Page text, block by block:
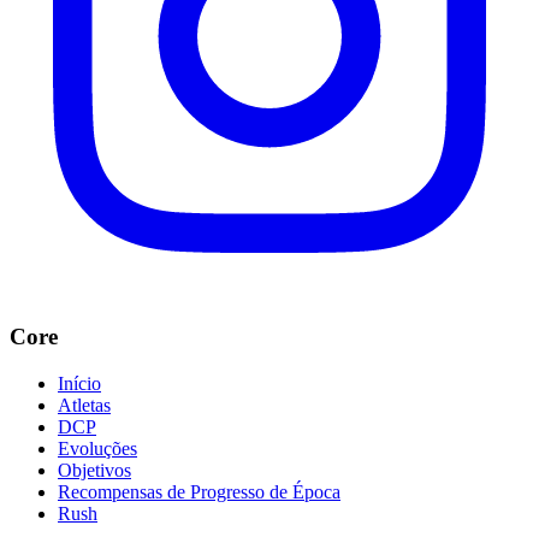
Core
Início
Atletas
DCP
Evoluções
Objetivos
Recompensas de Progresso de Época
Rush